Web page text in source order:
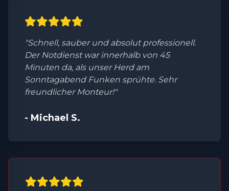
"Schnell, sauber und absolut professionell.
Der Notdienst war innerhalb von 45
Minuten da, als unser Herd am
Sonntagabend Funken sprühte. Sehr
freundlicher Monteur!"
- Michael S.